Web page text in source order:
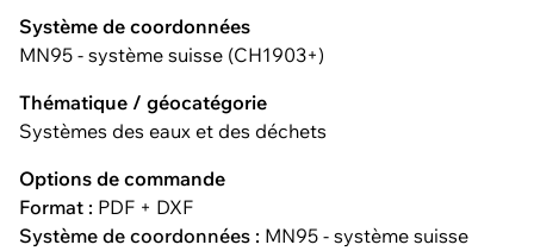
Système de coordonnées
MN95 - système suisse (CH1903+)
Thématique / géocatégorie
Systèmes des eaux et des déchets
Options de commande
Format : PDF + DXF
Système de coordonnées : MN95 - système suisse